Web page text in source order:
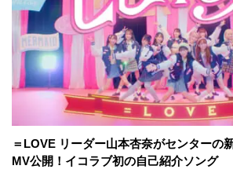
＝LOVE リーダー山本杏奈がセンターの
MV公開！イコラブ初の自己紹介ソング